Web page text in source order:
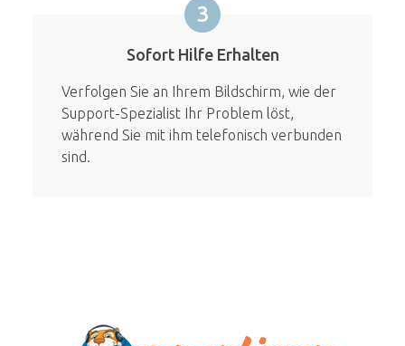
3
Sofort Hilfe Erhalten
Verfolgen Sie an Ihrem Bildschirm, wie der
Support-Spezialist Ihr Problem löst,
während Sie mit ihm telefonisch verbunden
sind.